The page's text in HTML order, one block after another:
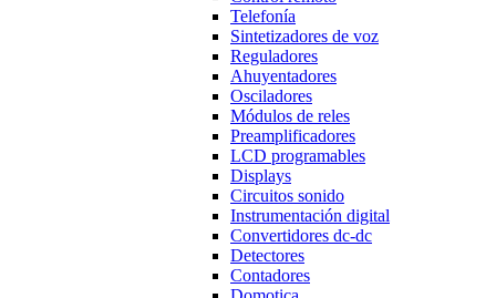
Telefonía
Sintetizadores de voz
Reguladores
Ahuyentadores
Osciladores
Módulos de reles
Preamplificadores
LCD programables
Displays
Circuitos sonido
Instrumentación digital
Convertidores dc-dc
Detectores
Contadores